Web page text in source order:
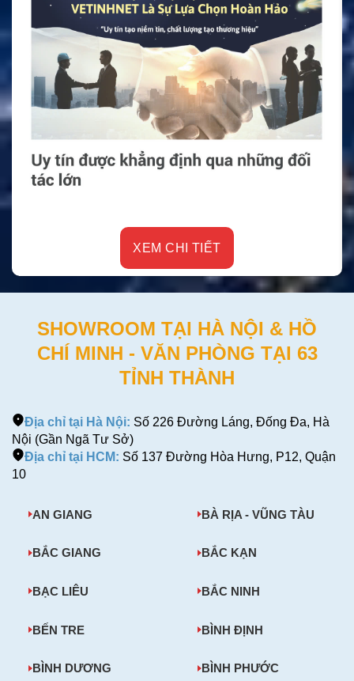
XEM CHI TIẾT
SHOWROOM TẠI HÀ NỘI & HỒ
CHÍ MINH - VĂN PHÒNG TẠI 63
TỈNH THÀNH
Địa chỉ tại Hà Nội: Số 226 Đường Láng, Đống Đa, Hà
Nội (Gần Ngã Tư Sở)
Địa chỉ tại HCM: Số 137 Đường Hòa Hưng, P12, Quận
10
AN GIANG BÀ RỊA - VŨNG TÀU
BẮC GIANG BẮC KẠN
BẠC LIÊU BẮC NINH
BẾN TRE BÌNH ĐỊNH
BÌNH DƯƠNG BÌNH PHƯỚC